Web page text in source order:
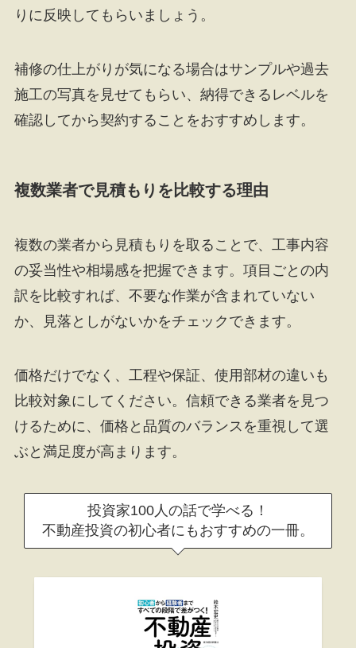
りに反映してもらいましょう。
補修の仕上がりが気になる場合はサンプルや過去
施工の写真を見せてもらい、納得できるレベルを
確認してから契約することをおすすめします。
複数業者で見積もりを比較する理由
複数の業者から見積もりを取ることで、工事内容
の妥当性や相場感を把握できます。項目ごとの内
訳を比較すれば、不要な作業が含まれていない
か、見落としがないかをチェックできます。
価格だけでなく、工程や保証、使用部材の違いも
比較対象にしてください。信頼できる業者を見つ
けるために、価格と品質のバランスを重視して選
ぶと満足度が高まります。
投資家100人の話で学べる！
不動産投資の初心者にもおすすめの一冊。